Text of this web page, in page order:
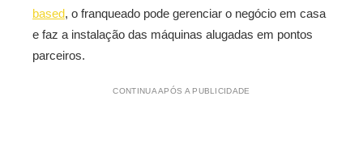
based, o franqueado pode gerenciar o negócio em casa
e faz a instalação das máquinas alugadas em pontos
parceiros.
CONTINUA APÓS A PUBLICIDADE